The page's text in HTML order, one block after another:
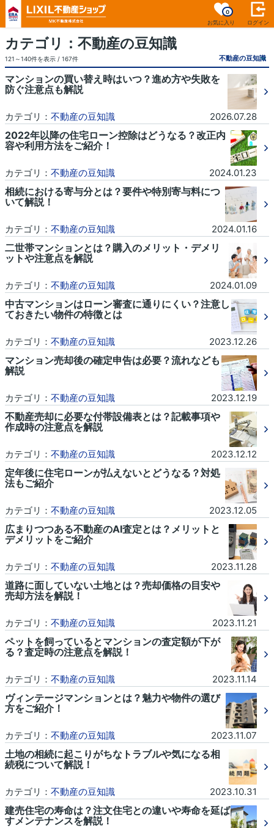
お気に入り
0
ログイン
カテゴリ：不動産の豆知識
121～140件を表示 / 167件
マンションの買い替え時はいつ？進め方や失敗を
防ぐ注意点も解説
カテゴリ： 不動産の豆知識 2026.07.28
2022年以降の住宅ローン控除はどうなる？改正内
容や利用方法をご紹介！
カテゴリ： 不動産の豆知識 2024.01.23
相続における寄与分とは？要件や特別寄与料につ
いて解説！
カテゴリ： 不動産の豆知識 2024.01.16
二世帯マンションとは？購入のメリット・デメリ
ットや注意点を解説
カテゴリ： 不動産の豆知識 2024.01.09
中古マンションはローン審査に通りにくい？注意し
ておきたい物件の特徴とは
カテゴリ： 不動産の豆知識 2023.12.26
マンション売却後の確定申告は必要？流れなども
解説
カテゴリ： 不動産の豆知識 2023.12.19
不動産売却に必要な付帯設備表とは？記載事項や
作成時の注意点を解説
カテゴリ： 不動産の豆知識 2023.12.12
定年後に住宅ローンが払えないとどうなる？対処
法もご紹介
カテゴリ： 不動産の豆知識 2023.12.05
広まりつつある不動産のAI査定とは？メリットと
デメリットをご紹介
カテゴリ： 不動産の豆知識 2023.11.28
道路に面していない土地とは？売却価格の目安や
売却方法を解説！
カテゴリ： 不動産の豆知識 2023.11.21
ペットを飼っているとマンションの査定額が下が
る？査定時の注意点を解説！
カテゴリ： 不動産の豆知識 2023.11.14
ヴィンテージマンションとは？魅力や物件の選び
方をご紹介！
カテゴリ： 不動産の豆知識 2023.11.07
土地の相続に起こりがちなトラブルや気になる相
続税について解説！
カテゴリ： 不動産の豆知識 2023.10.31
建売住宅の寿命は？注文住宅との違いや寿命を延ば
すメンテナンスを解説！